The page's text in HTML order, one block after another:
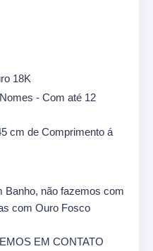
18K
- Com até 12
cm de Comprimento á
não fazemos com
com Ouro Fosco
EM CONTATO